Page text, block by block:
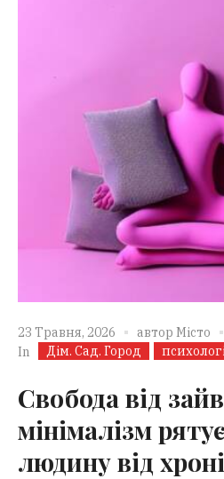
23 Травня, 2026 автор Місто
In
Дім. Сад. Город
Свобода від
мінімалізм
людину від